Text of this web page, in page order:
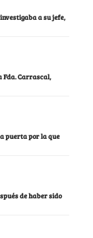
a su jefe,
Fda. Carrascal,
puerta por la que
de haber sido